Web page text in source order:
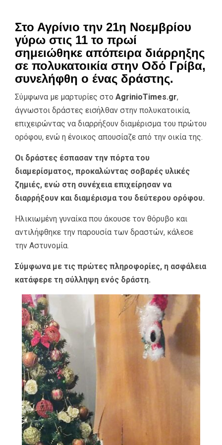
Στο Αγρίνιο την 21η Νοεμβρίου
γύρω στις 11 το πρωί
σημειώθηκε απόπειρα διάρρηξης
σε πολυκατοικία στην Οδό Γρίβα,
συνελήφθη ο ένας δράστης.
Σύμφωνα με μαρτυρίες στο AgrinioTimes.gr,
άγνωστοι δράστες εισήλθαν στην πολυκατοικία,
επιχειρώντας να διαρρήξουν διαμέρισμα του πρώτου
ορόφου, ενώ η ένοικος απουσίαζε από την οικία της.
Οι δράστες έσπασαν την πόρτα του
διαμερίσματος, προκαλώντας σοβαρές υλικές
ζημιές, ενώ στη συνέχεια επιχείρησαν να
διαρρήξουν και διαμέρισμα του δεύτερου ορόφου.
Ηλικιωμένη γυναίκα που άκουσε τον θόρυβο και
αντιλήφθηκε την παρουσία των δραστών, κάλεσε
την Αστυνομία.
Σύμφωνα με τις πρώτες πληροφορίες, η ασφάλεια
κατάφερε τη σύλληψη ενός δράστη.